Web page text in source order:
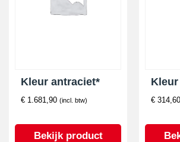
Kleur antraciet*
€ 1.681,90 (incl. btw)
Bekijk product
€ 314,60